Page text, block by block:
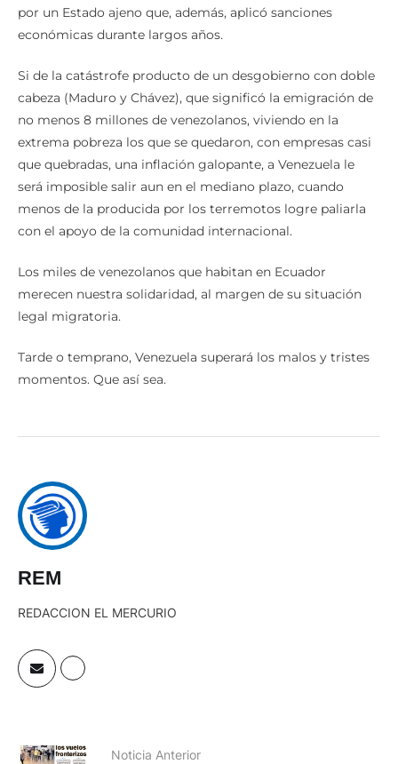
por un Estado ajeno que, además, aplicó sanciones
económicas durante largos años.
Si de la catástrofe producto de un desgobierno con doble
cabeza (Maduro y Chávez), que significó la emigración de
no menos 8 millones de venezolanos, viviendo en la
extrema pobreza los que se quedaron, con empresas casi
que quebradas, una inflación galopante, a Venezuela le
será imposible salir aun en el mediano plazo, cuando
menos de la producida por los terremotos logre paliarla
con el apoyo de la comunidad internacional.
Los miles de venezolanos que habitan en Ecuador
merecen nuestra solidaridad, al margen de su situación
legal migratoria.
Tarde o temprano, Venezuela superará los malos y tristes
momentos. Que así sea.
REM
REDACCION EL MERCURIO
Noticia Anterior